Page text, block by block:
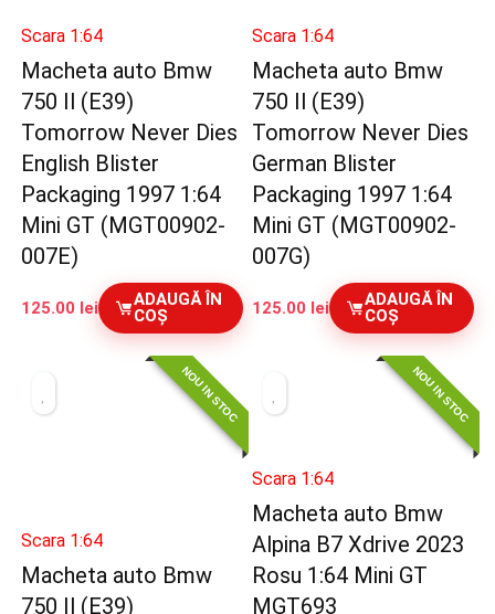
Scara 1:64
Macheta auto Bmw
750 Il (E39)
Tomorrow Never Dies
English Blister
Packaging 1997 1:64
Mini GT (MGT00902-
007E)
125.00 lei
ADAUGĂ ÎN
COȘ
Scara 1:64
Macheta auto Bmw
750 Il (E39)
Tomorrow Never Dies
German Blister
Packaging 1997 1:64
Mini GT (MGT00902-
007G)
125.00 lei
ADAUGĂ ÎN
COȘ
NOU IN STOC
Scara 1:64
Macheta auto Bmw
750 Il (E39)
NOU IN STOC
Scara 1:64
Macheta auto Bmw
Alpina B7 Xdrive 2023
Rosu 1:64 Mini GT
MGT693